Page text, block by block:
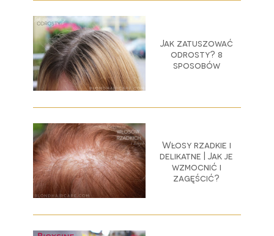
Jak zatuszować
odrosty? 8
sposobów
Włosy rzadkie i
delikatne | Jak je
wzmocnić i
zagęścić?